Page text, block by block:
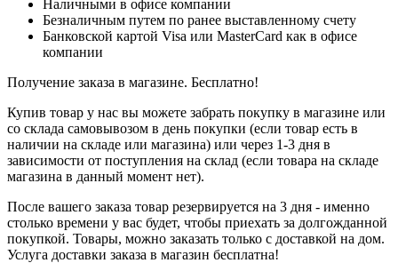
Наличными в офисе компании
Безналичным путем по ранее выставленному счету
Банковской картой Visa или MasterCard как в офисе
компании
Получение заказа в магазине. Бесплатно!
Купив товар у нас вы можете забрать покупку в магазине или
со склада самовывозом в день покупки (если товар есть в
наличии на складе или магазина) или через 1-3 дня в
зависимости от поступления на склад (если товара на складе
магазина в данный момент нет).
После вашего заказа товар резервируется на 3 дня - именно
столько времени у вас будет, чтобы приехать за долгожданной
покупкой. Товары, можно заказать только с доставкой на дом.
Услуга доставки заказа в магазин бесплатна!